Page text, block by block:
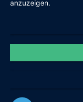
anzuzeigen.